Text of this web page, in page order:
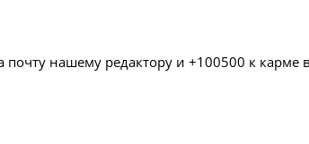
почту нашему редактору и +100500 к карме